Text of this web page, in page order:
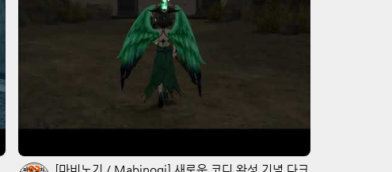
[마비노기 / Mabinogi] 새로운 코디 완성 기념 다크